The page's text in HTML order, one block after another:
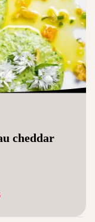
cheddar